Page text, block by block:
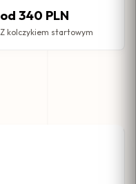
od 340 PLN
Z kolczykiem startowym